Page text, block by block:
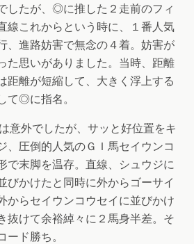
したが、◎に推した２走前のフィ
線これからという時に、１番人気
、進路妨害で無念の４着。妨害が
た思いがありました。当時、距離
距離が短縮して、大きく浮上する
て◎に指名。
意外でしたが、サッと好位置をキ
、圧倒的人気のＧＩ馬セイウンコ
で末脚を温存。直線、シュウジに
びかけたと同時に外からゴーサイ
からセイウンコウセイに並びかけ
抜けて余裕綽々に２馬身半差。そ
ド勝ち。